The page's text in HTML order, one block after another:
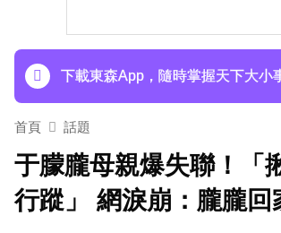
下載東森App，隨時掌握天下大小
首頁 話題
于朦朧母親爆失聯！「
行蹤」 網淚崩：朧朧回